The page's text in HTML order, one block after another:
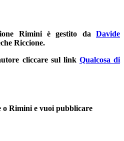
Riminiè gestito da Davide
Riccione.
cliccare sul link Qualcosa di
o Rimini e vuoi pubblicare